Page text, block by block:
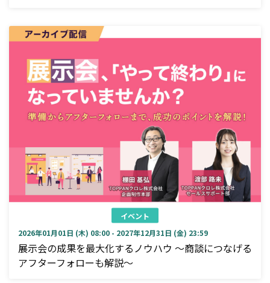
イベント
2026年01月01日 (木) 08:00 - 2027年12月31日 (金) 23:59
展示会の成果を最大化するノウハウ ～商談につなげる
アフターフォローも解説～